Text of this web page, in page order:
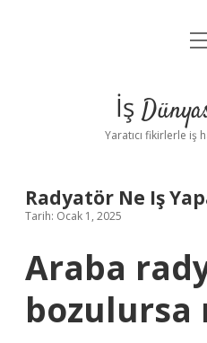
Yasal
İş
Yaratıcı fikirlerle iş
Radyatör Ne Iş
Tarih: Ocak 1, 2025
Araba
bozulursa